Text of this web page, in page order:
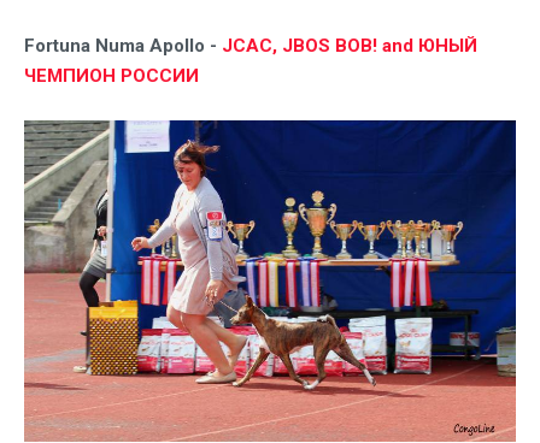
Fortuna Numa Apollo - JCAC, JBOS BOB! and ЮНЫЙ
ЧЕМПИОН РОССИИ